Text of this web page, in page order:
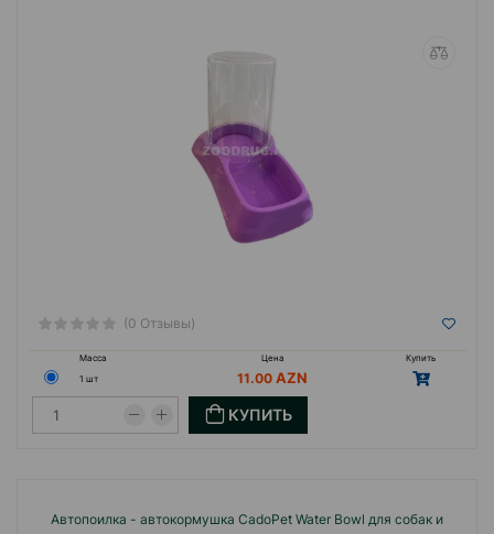
(0 Отзывы)
Масса Цена
Купить
1 шт
11.00
КУПИТЬ
Автопоилка - автокормушка CadoPet Water Bowl для собак и